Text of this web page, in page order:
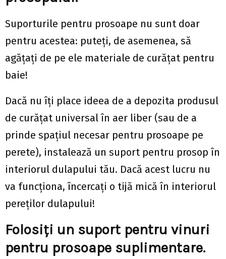
Suporturile pentru prosoape nu sunt doar
pentru acestea: puteți, de asemenea, să
agățați de pe ele materiale de curățat pentru
baie!
Dacă nu îți place ideea de a depozita produsul
de curățat universal în aer liber (sau de a
prinde spațiul necesar pentru prosoape pe
perete), instalează un suport pentru prosop în
interiorul dulapului tău. Dacă acest lucru nu
va funcționa, încercați o tijă mică în interiorul
pereților dulapului!
Folosiți un suport pentru vinuri
pentru prosoape suplimentare.